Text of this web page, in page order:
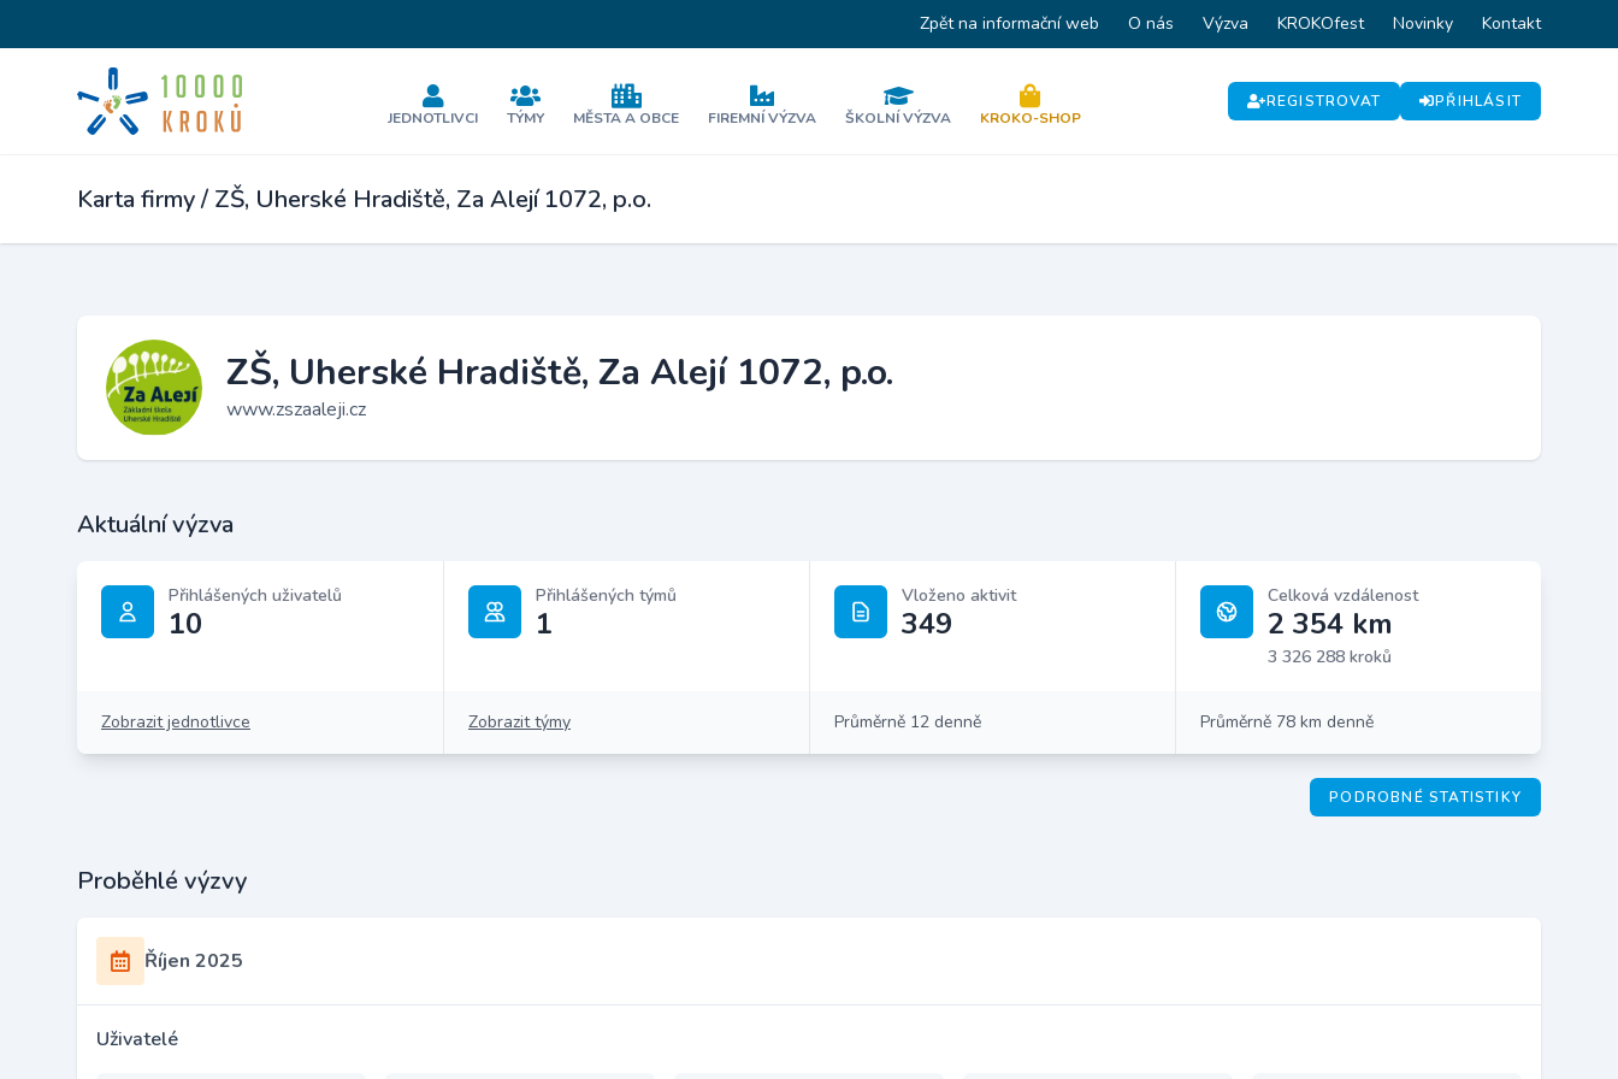
Zpět na informační web O nás Výzva KROKOfest Novinky Kontakt
JEDNOTLIVCI TÝMY MĚSTA A OBCE FIREMNÍ VÝZVA ŠKOLNÍ VÝZVA KROKO-SHOP
REGISTROVAT PŘIHLÁSIT
Karta firmy / ZŠ, Uherské Hradiště, Za Alejí 1072, p.o.
ZŠ, Uherské Hradiště, Za Alejí 1072, p.o.
www.zszaaleji.cz
Aktuální výzva
Přihlášených uživatelů
10
Zobrazit jednotlivce
Přihlášených týmů
1
Zobrazit týmy
Vloženo aktivit
349
Průměrně 12 denně
Celková vzdálenost
2 354 km
3 326 288 kroků
Průměrně 78 km denně
PODROBNÉ STATISTIKY
Proběhlé výzvy
Říjen 2025
Uživatelé